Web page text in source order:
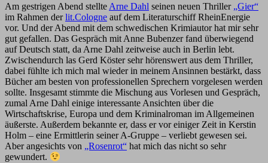
Am gestrigen Abend stellte Arne Dahl seinen neuen Thriller „Gier“
im Rahmen derlit.Cologne auf dem Literaturschiff RheinEnergie
vor. Und der Abend mit dem schwedischen Krimiautor hat mir sehr
gut gefallen. Das Gespräch mit Anne Bubenzer fand überwiegend
auf Deutsch statt, da Arne Dahl zeitweise auch in Berlin lebt.
Zwischendurch las Gerd Köster sehr hörenswert aus dem Thriller,
dabei fühlte ich mich mal wieder in meinem Ansinnen bestärkt, dass
Bücher am besten von professionellen Sprechern vorgelesen werden
sollte. Insgesamt stimmte die Mischung aus Vorlesen und Gespräch,
zumal Arne Dahl einige interessante Ansichten über die
Wirtschaftskrise, Europa und dem Kriminalroman im Allgemeinen
äußerste. Außerdem bekannte er, dass er vor einiger Zeit in Kerstin
Holm – eine Ermittlerin seiner A-Gruppe – verliebt gewesen sei.
Aber angesichts von „Rosenrot“ hat mich das nicht so sehr
gewundert.